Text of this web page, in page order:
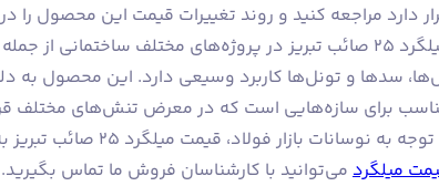
دارد مراجعه کنید و روند تغییرات قیمت این محصول را
میلگرد ۲۵ صائب تبریز در پروژه‌های مختلف
سدها و تونل‌ها کاربرد وسیعی دارد. این محصول به
برای سازه‌هایی است که در معرض تنش‌های مختلف
به نوسانات بازار فولاد، قیمت میلگرد ۲۵ صائب تبریز به صورت روزانه تغییر می‌کند. برای اطلاع از آخرین
میلگردمی‌توانید با کارشناسان فروش ما تماس